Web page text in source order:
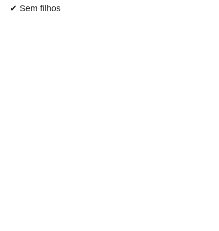
✔ Sem filhos